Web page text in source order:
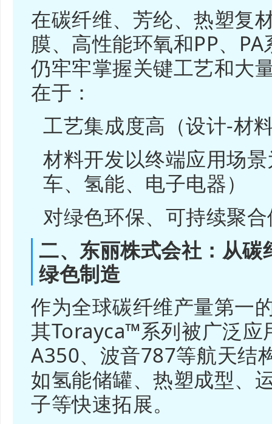
在碳纤维、芳纶、热塑复
膜、高性能环氧和PP、
仍牢牢掌握关键工艺和大
在于：
工艺集成度高（设计-材
材料开发以终端应用场
车、氢能、电子电器）
对绿色环保、可持续聚
二、东丽株式会社：从碳
绿色制造
作为全球碳纤维产量第一
其Torayca™系列被广泛应
A350、波音787等航天结
如氢能储罐、热塑成型、
子等快速拓展。